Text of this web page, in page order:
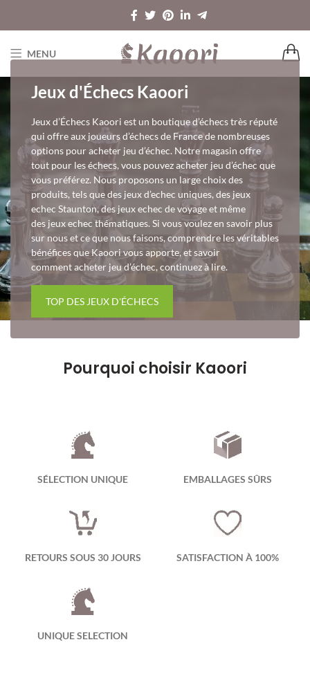
MENU
Jeux d'Échecs Kaoori
Jeux d’Échecs Kaoori est un boutique d’échecs très réputé
qui offre aux joueurs d’échecs de France de nombreuses
options pour acheter jeu d’échec. Notre magasin offre
tout pour les échecs, vous pouvez acheter jeu d’échec que
vous préférez. Nous proposons un large choix des
produits, tels que des jeux d’echec uniques, des jeux
echec Staunton, des jeux echec de voyage et même
des jeux echec thématiques. Si vous voulez en savoir plus
sur nous et ce que nous faisons, comprendre les véritables
bénéfices que Kaoori vous apporte, et savoir
comment acheter jeu d’échec, continuez à lire.
TOP DES JEUX D'ÉCHECS
Pourquoi choisir Kaoori
SÉLECTION UNIQUE EMBALLAGES SÛRS
RETOURS SOUS 30 JOURS SATISFACTION À 100%
UNIQUE SELECTION